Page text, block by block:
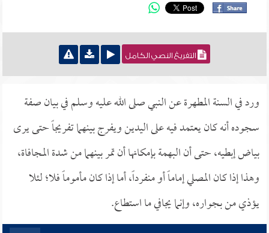
التفريغ النصي الكامل
ورد في السنة المطهرة عن النبي صلى الله عليه وسلم في بيان صفة
سجوده أنه كان يعتمد فيه على اليدين ويفرج بينهما تفريجاً حتى يرى
بياض إبطيه، حتى أن البهمة بإمكانها أن تمر بينهما من شدة المجافاة،
وهذا إذا كان المصلي إماماً أو منفرداً، أما إذا كان مأموماً فلا؛ لئلا
يؤذي من بجواره، وإنما يجافي ما استطاع.